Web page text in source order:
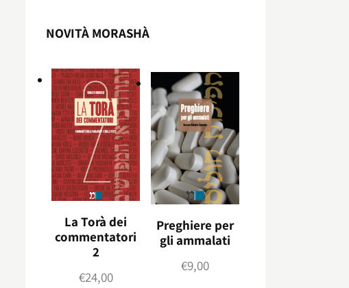
NOVITÀ MORASHÀ
La Torà dei
commentatori
2
€24,00
Preghiere per
gli ammalati
€9,00